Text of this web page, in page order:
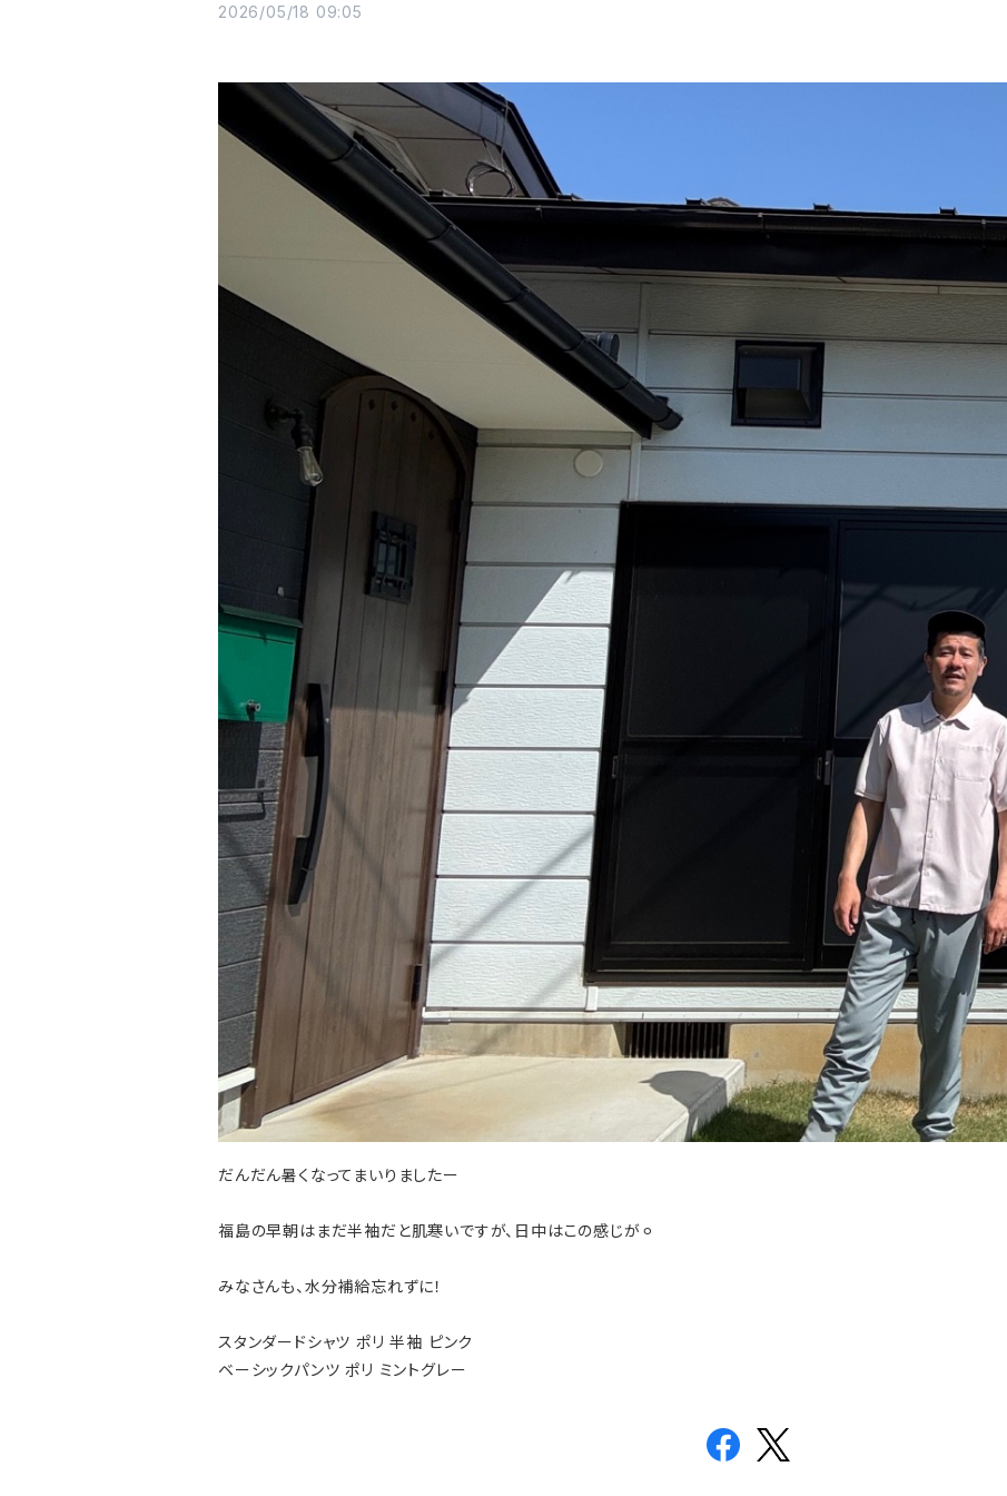
2026/05/18 09:05
だんだん暑くなってまいりましたー
福島の早朝はまだ半袖だと肌寒いですが、日中はこの感じが⚪︎
みなさんも、水分補給忘れずに！
スタンダードシャツ ポリ 半袖 ピンク
ベーシックパンツ ポリ ミントグレー